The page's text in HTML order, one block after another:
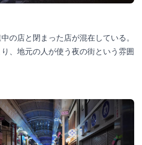
の店と閉まった店が混在している。
、地元の人が使う夜の街という雰囲